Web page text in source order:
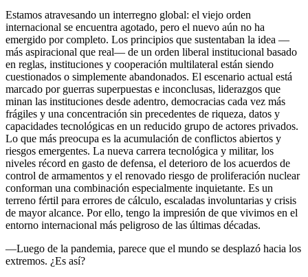
Estamos atravesando un interregno global: el viejo orden
internacional se encuentra agotado, pero el nuevo aún no ha
emergido por completo. Los principios que sustentaban la idea —
más aspiracional que real— de un orden liberal institucional basado
en reglas, instituciones y cooperación multilateral están siendo
cuestionados o simplemente abandonados. El escenario actual está
marcado por guerras superpuestas e inconclusas, liderazgos que
minan las instituciones desde adentro, democracias cada vez más
frágiles y una concentración sin precedentes de riqueza, datos y
capacidades tecnológicas en un reducido grupo de actores privados.
Lo que más preocupa es la acumulación de conflictos abiertos y
riesgos emergentes. La nueva carrera tecnológica y militar, los
niveles récord en gasto de defensa, el deterioro de los acuerdos de
control de armamentos y el renovado riesgo de proliferación nuclear
conforman una combinación especialmente inquietante. Es un
terreno fértil para errores de cálculo, escaladas involuntarias y crisis
de mayor alcance. Por ello, tengo la impresión de que vivimos en el
entorno internacional más peligroso de las últimas décadas.
—Luego de la pandemia, parece que el mundo se desplazó hacia los
extremos. ¿Es así?